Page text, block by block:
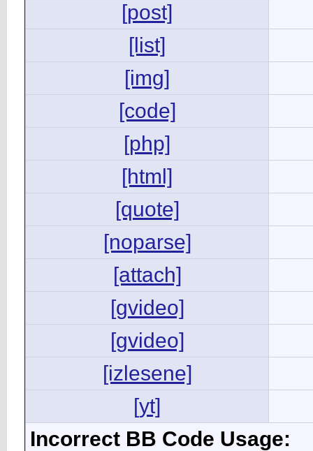
[post]
[list]
[img]
[code]
[php]
[html]
[quote]
[noparse]
[attach]
[gvideo]
[gvideo]
[izlesene]
[yt]
Incorrect BB Code Usage: